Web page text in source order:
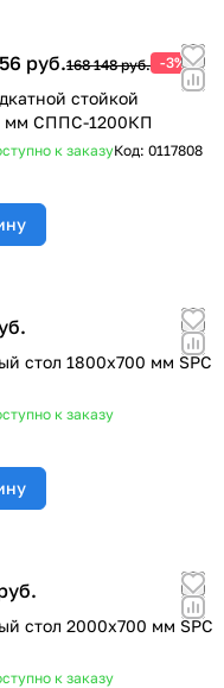
руб.168 148 руб. -3%
стойкой
мм СППС-1200КП
к заказуКод: 0117808
стол 1800х700 мм SPC
к заказу
стол 2000х700 мм SPC
к заказу